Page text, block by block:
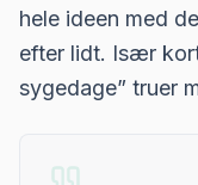
hele ideen med
efter lidt. Især
sygedage” truer